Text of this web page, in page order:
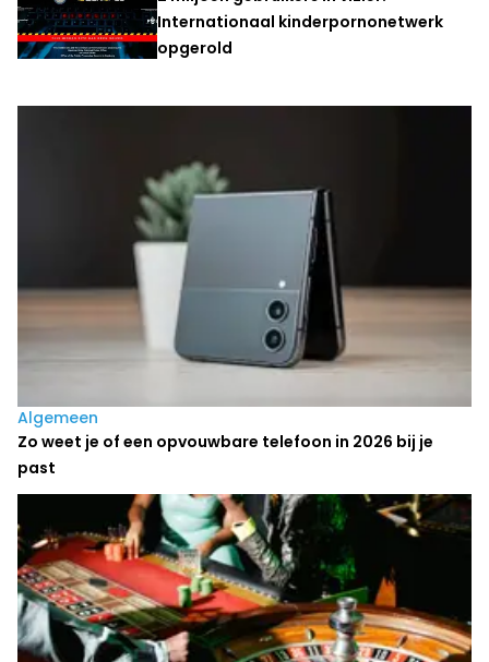
Internationaal kinderpornonetwerk
opgerold
Laatste nieuws
Algemeen
Zo weet je of een opvouwbare telefoon in 2026 bij je
past